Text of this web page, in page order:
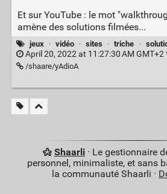
Et sur YouTube : le mot
amène des solutions filmées...
jeux · vidéo · sites · triche ·
April 20, 2022 at 11:27:30 AM GMT+2
/shaare/yAdioA
Shaarli· Le gestionnaire
personnel, minimaliste, et sans
la communauté Shaarli ·